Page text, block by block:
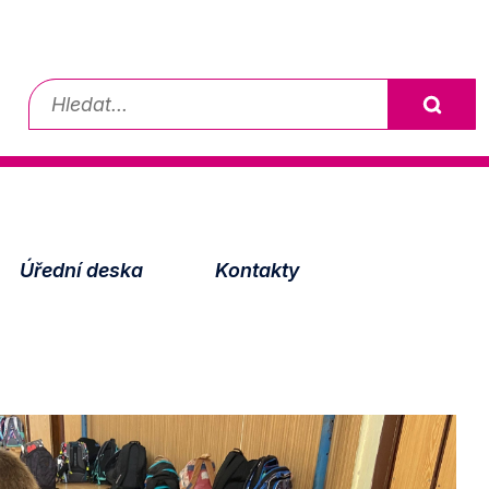
Vyhledávání
Úřední deska Kontakty